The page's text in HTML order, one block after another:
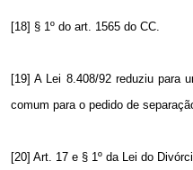
[18] § 1º do art. 1565 do CC.
[19] A Lei 8.408/92 reduziu para
comum para o pedido de
[20] Art. 17 e § 1º da Lei do